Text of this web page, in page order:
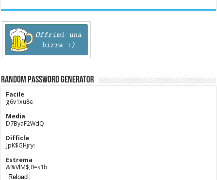
Random Password Generator
Facile
g6v1xu8e
Media
D7ByaF2WdQ
Difficle
JpK$GHjryi
Estrema
&%VlM$,0=s1b